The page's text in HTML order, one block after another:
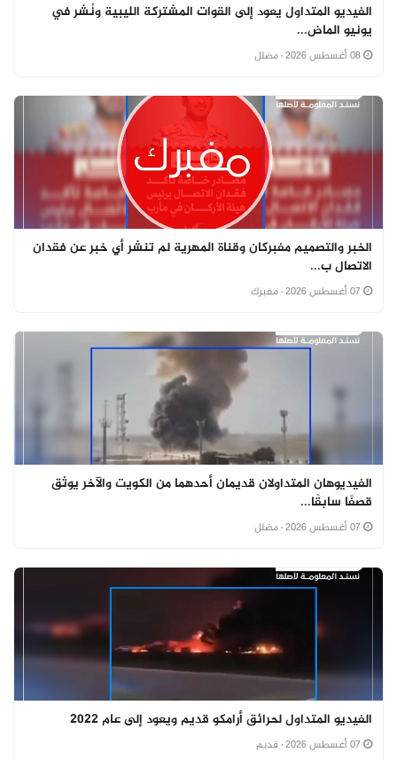
الفيديو المتداول يعود إلى القوات المشتركة الليبية ونُشر في
يونيو الماض...
· مضلل
الخبر والتصميم مفبركان وقناة المهرية لم تنشر أي خبر عن فقدان
الاتصال ب...
· مفبرك
الفيديوهان المتداولان قديمان أحدهما من الكويت والآخر يوثق
قصفًا سابقًا...
· مضلل
الفيديو المتداول لحرائق أرامكو قديم ويعود إلى عام 2022
· قديم